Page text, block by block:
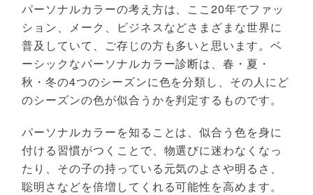
パーソナルカラーの考え方は、ここ20年でファッ
ション、メーク、ビジネスなどさまざまな世界に
普及していて、ご存じの方も多いと思います。ベ
ーシックなパーソナルカラー診断は、春・夏・
秋・冬の4つのシーズンに色を分類し、その人にど
のシーズンの色が似合うかを判定するものです。
パーソナルカラーを知ることは、似合う色を身に
付ける習慣がつくことで、物選びに迷わなくなっ
たり、その子の持っている元気のよさや明るさ、
聡明さなどを倍増してくれる可能性を高めます。